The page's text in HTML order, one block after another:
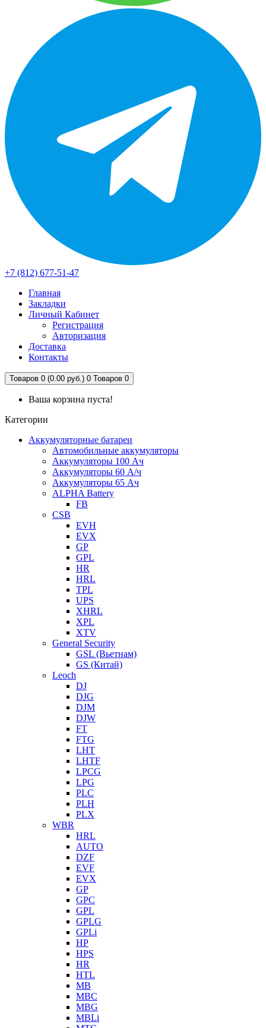
+7 (812) 677-51-47
Главная
Закладки
Личный Кабинет
Регистрация
Авторизация
Доставка
Контакты
Товаров 0 (0.00 руб.) 0 Товаров 0
Ваша корзина пуста!
Категории
Аккумуляторные батареи
Автомобильные аккумуляторы
Аккумуляторы 100 Ач
Аккумуляторы 60 А/ч
Аккумуляторы 65 Ач
ALPHA Battery
FB
CSB
EVH
EVX
GP
GPL
HR
HRL
TPL
UPS
XHRL
XPL
XTV
General Security
GSL (Вьетнам)
GS (Китай)
Leoch
DJ
DJG
DJM
DJW
FT
FTG
LHT
LHTF
LPCG
LPG
PLC
PLH
PLX
WBR
HRL
AUTO
DZF
EVF
EVX
GP
GPC
GPL
GPLG
GPLi
HP
HPS
HR
HTL
MB
MBC
MBG
MBLi